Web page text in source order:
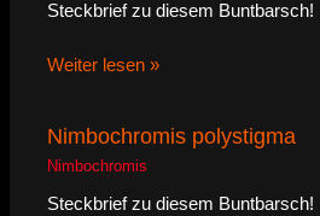
Steckbrief zu diesem Buntbarsch!
Weiter lesen »
Nimbochromis polystigma
Nimbochromis
Steckbrief zu diesem Buntbarsch!